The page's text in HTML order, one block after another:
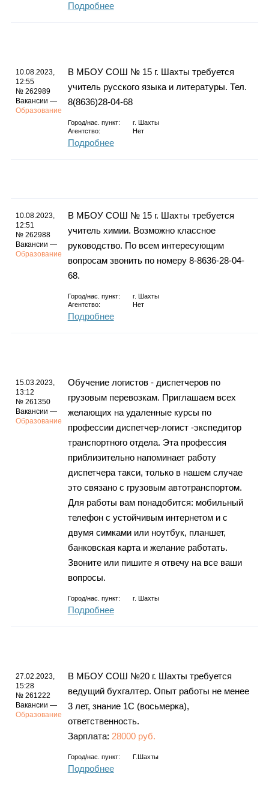
Подробнее
10.08.2023,
12:55
№ 262989
Вакансии —
Образование
В МБОУ СОШ № 15 г. Шахты требуется
учитель русского языка и литературы. Тел.
8(8636)28-04-68
Город/нас. пункт: г.
Шахты
Агентство:
Нет
Подробнее
10.08.2023,
12:51
№ 262988
Вакансии —
Образование
В МБОУ СОШ № 15 г. Шахты требуется
учитель химии. Возможно классное
руководство. По всем интересующим
вопросам звонить по номеру 8-8636-28-04-
68.
Город/нас. пункт: г.
Шахты
Агентство:
Нет
Подробнее
15.03.2023,
13:12
№ 261350
Вакансии —
Образование
Обучение логистов - диспетчеров по
грузовым перевозкам. Приглашаем всех
желающих на удаленные курсы по
профессии диспетчер-логист -экспедитор
транспортного отдела. Эта профессия
приблизительно напоминает работу
диспетчера такси, только в нашем случае
это связано с грузовым автотранспортом.
Для работы вам понадобится: мобильный
телефон с устойчивым интернетом и с
двумя симками или ноутбук, планшет,
банковская карта и желание работать.
Звоните или пишите я отвечу на все ваши
вопросы.
Город/нас. пункт: г. Шахты
Подробнее
27.02.2023,
15:28
№ 261222
Вакансии —
Образование
В МБОУ СОШ №20 г. Шахты требуется
ведущий бухгалтер. Опыт работы не менее
3 лет, знание 1С (восьмерка),
ответственность.
Зарплата: 28000 руб.
Город/нас. пункт: Г.Шахты
Подробнее